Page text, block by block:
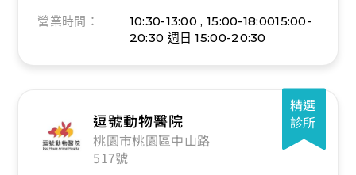
營業時間：
10:30-13:00 , 15:00-18:0015:00-
20:30 週日 15:00-20:30
精選
診所
逗號動物醫院
桃園市桃園區中山路
517號